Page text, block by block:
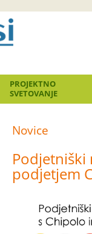
PROJEKTNO
SVETOVANJE
Novice
Podjetniški
podjetjem